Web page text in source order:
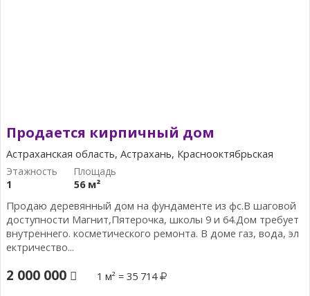
Продается кирпичный дом
Астраханская область, Астрахань, Краснооктябрьская
1
56 м²
Продаю деревянный дом на фундаменте из фс.В шаговой
доступности Магнит,Пятерочка, школы 9 и 64.Дом требует
внутреннего. косметического ремонта. В доме газ, вода, эл
ектричество...
2 000 000 1 м² = 35 714